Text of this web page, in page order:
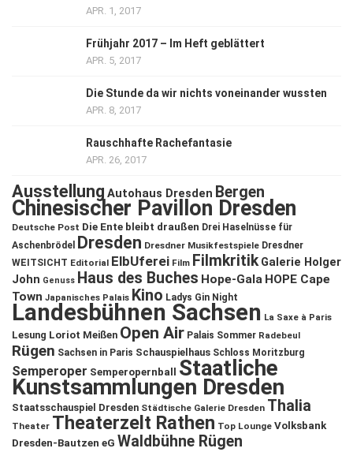
APR. 1, 2017
Frühjahr 2017 – Im Heft geblättert
APR. 5, 2017
Die Stunde da wir nichts voneinander wussten
APR. 8, 2017
Rauschhafte Rachefantasie
APR. 26, 2017
Ausstellung Autohaus Dresden Bergen
Chinesischer Pavillon Dresden
Deutsche Post Die Ente bleibt draußen Drei Haselnüsse für
Aschenbrödel
Dresden Dresdner Musikfestspiele Dresdner
WEITSICHT Editorial ElbUferei Film Filmkritik Galerie Holger
John Genuss Haus des Buches Hope-Gala HOPE Cape
Town Japanisches Palais Kino Ladys Gin Night
Landesbühnen Sachsen La Saxe à Paris
Lesung Loriot Meißen Open Air Palais Sommer Radebeul
Rügen Sachsen in Paris Schauspielhaus Schloss Moritzburg
Semperoper Semperopernball Staatliche
Kunstsammlungen Dresden
Staatsschauspiel Dresden Städtische Galerie Dresden Thalia
Theater Theaterzelt Rathen Top Lounge Volksbank
Dresden-Bautzen eG Waldbühne Rügen